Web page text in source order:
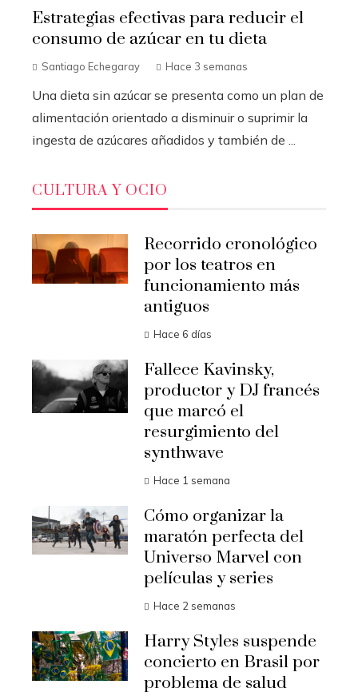
Estrategias efectivas para reducir el
consumo de azúcar en tu dieta
Santiago Echegaray Hace 3 semanas
Una dieta sin azúcar se presenta como un plan de
alimentación orientado a disminuir o suprimir la
ingesta de azúcares añadidos y también de ...
CULTURA Y OCIO
Recorrido cronológico
por los teatros en
funcionamiento más
antiguos
Hace 6 días
Fallece Kavinsky,
productor y DJ francés
que marcó el
resurgimiento del
synthwave
Hace 1 semana
Cómo organizar la
maratón perfecta del
Universo Marvel con
películas y series
Hace 2 semanas
Harry Styles suspende
concierto en Brasil por
problema de salud